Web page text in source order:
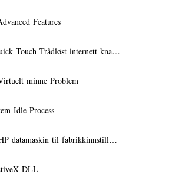
Features
Touch Trådløst internett kna…
minne Problem
Idle Process
datamaskin til fabrikkinnstill…
DLL